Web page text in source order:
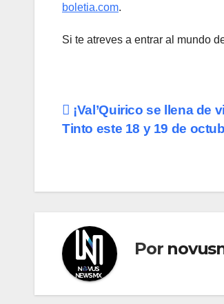
boletia.com.
Si te atreves a entrar al mundo
Navegación
¡Val’Quirico se llena de
Tinto este 18 y 19 de
Por